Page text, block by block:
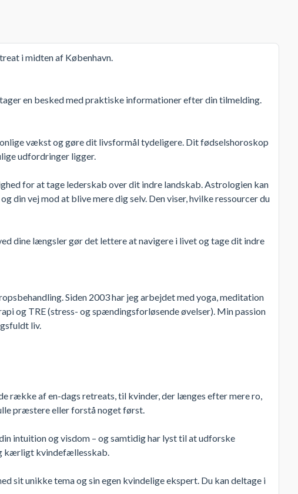
i midten af København.
en besked med praktiske informationer efter din tilmelding.
vækst og gøre dit livsformål tydeligere. Dit fødselshoroskop
udfordringer ligger.
for at tage lederskab over dit indre landskab. Astrologien kan
vej mod at blive mere dig selv. Den viser, hvilke ressourcer du
dine længsler gør det lettere at navigere i livet og tage dit indre
Siden 2003 har jeg arbejdet med yoga, meditation
og TRE (stress- og spændingsforløsende øvelser). Min passion
liv.
række af en-dags retreats, til kvinder, der længes efter mere ro,
præstere eller forstå noget først.
intuition og visdom – og samtidig har lyst til at udforske
kærligt kvindefællesskab.
sit unikke tema og sin egen kvindelige ekspert. Du kan deltage i